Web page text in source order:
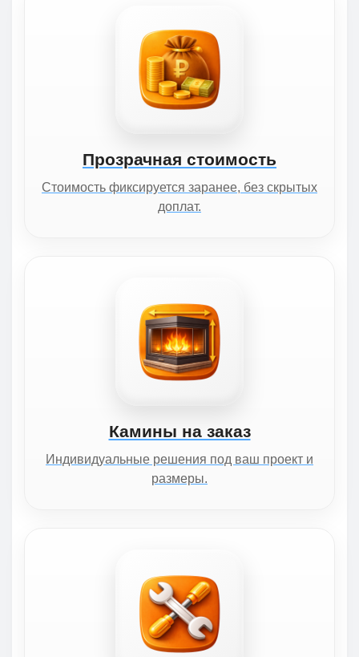
Прозрачная стоимость
Стоимость фиксируется заранее, без скрытых
доплат.
Камины на заказ
Индивидуальные решения под ваш проект и
размеры.